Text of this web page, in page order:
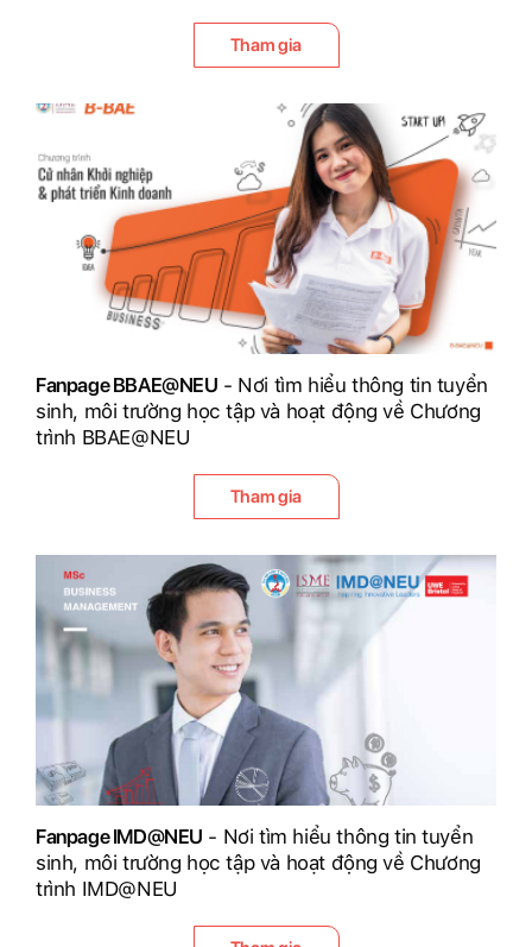
Tham gia
Fanpage BBAE@NEU - Nơi tìm hiểu thông tin tuyển
sinh, môi trường học tập và hoạt động về Chương
trình BBAE@NEU
Tham gia
Fanpage IMD@NEU - Nơi tìm hiểu thông tin tuyển
sinh, môi trường học tập và hoạt động về Chương
trình IMD@NEU